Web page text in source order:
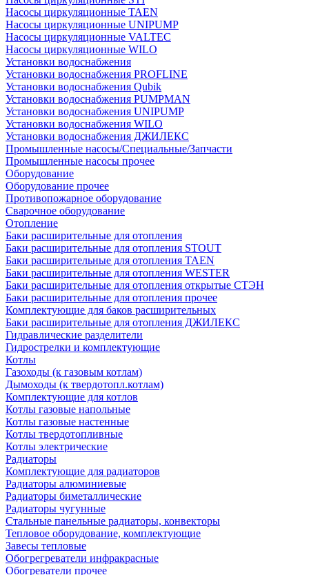
Насосы циркуляционные TAEN
Насосы циркуляционные UNIPUMP
Насосы циркуляционные VALTEC
Насосы циркуляционные WILO
Установки водоснабжения
Установки водоснабжения PROFLINE
Установки водоснабжения Qubik
Установки водоснабжения PUMPMAN
Установки водоснабжения UNIPUMP
Установки водоснабжения WILO
Установки водоснабжения ДЖИЛЕКС
Промышленные насосы/Специальные/Запчасти
Промышленные насосы прочее
Оборудование
Оборудование прочее
Противопожарное оборудование
Сварочное оборудование
Отопление
Баки расширительные для отопления
Баки расширительные для отопления STOUT
Баки расширительные для отопления TAEN
Баки расширительные для отопления WESTER
Баки расширительные для отопления открытые СТЭН
Баки расширительные для отопления прочее
Комплектующие для баков расширительных
Баки расширительные для отопления ДЖИЛЕКС
Гидравлические разделители
Гидрострелки и комплектующие
Котлы
Газоходы (к газовым котлам)
Дымоходы (к твердотопл.котлам)
Комплектующие для котлов
Котлы газовые напольные
Котлы газовые настенные
Котлы твердотопливные
Котлы электрические
Радиаторы
Комплектующие для радиаторов
Радиаторы алюминиевые
Радиаторы биметаллические
Радиаторы чугунные
Стальные панельные радиаторы, конвекторы
Тепловое оборудование, комплектующие
Завесы тепловые
Обогрегреватели инфракрасные
Обогреватели прочее